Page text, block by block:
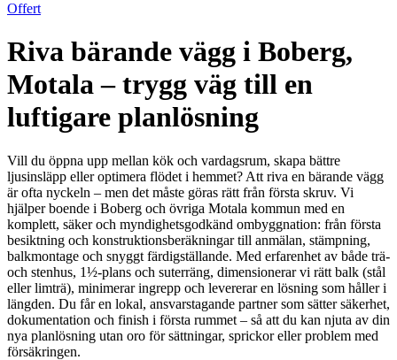
Offert
Riva bärande vägg i Boberg,
Motala – trygg väg till en
luftigare planlösning
Vill du öppna upp mellan kök och vardagsrum, skapa bättre
ljusinsläpp eller optimera flödet i hemmet? Att riva en bärande vägg
är ofta nyckeln – men det måste göras rätt från första skruv. Vi
hjälper boende i Boberg och övriga Motala kommun med en
komplett, säker och myndighetsgodkänd ombyggnation: från första
besiktning och konstruktionsberäkningar till anmälan, stämpning,
balkmontage och snyggt färdigställande. Med erfarenhet av både trä-
och stenhus, 1½-plans och suterräng, dimensionerar vi rätt balk (stål
eller limträ), minimerar ingrepp och levererar en lösning som håller i
längden. Du får en lokal, ansvarstagande partner som sätter säkerhet,
dokumentation och finish i första rummet – så att du kan njuta av din
nya planlösning utan oro för sättningar, sprickor eller problem med
försäkringen.